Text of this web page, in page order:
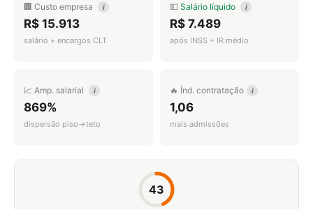
🏢 Custo empresa i
R$ 15.913
salário + encargos CLT
💵 Salário líquido i
R$ 7.489
após INSS + IR médio
📈 Amp. salarial i
869%
dispersão piso→teto
🔥 Índ. contratação i
1,06
mais admissões
43